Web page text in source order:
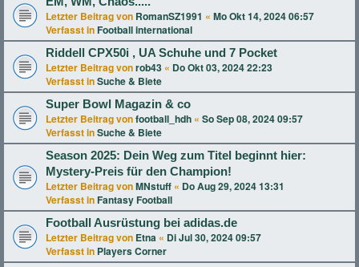
Letzter Beitrag von RomanSZ1991 « Mo Okt 14, 2024 06:57
Verfasst in Football international
Riddell CPX50i , UA Schuhe und 7 Pocket
Letzter Beitrag vonrob43 « Do Okt 03, 2024 22:23
Verfasst inSuche & Biete
Super Bowl Magazin & co
Letzter Beitrag vonfootball_hdh « So Sep 08, 2024 09:57
Verfasst inSuche & Biete
Season 2025: Dein Weg zum Titel beginnt hier:
Mystery-Preis für den Champion!
Letzter Beitrag vonMNstuff « Do Aug 29, 2024 13:31
Verfasst in Fantasy Football
Football Ausrüstung bei adidas.de
Letzter Beitrag von Etna « Di Jul 30, 2024 09:57
Verfasst in Players Corner